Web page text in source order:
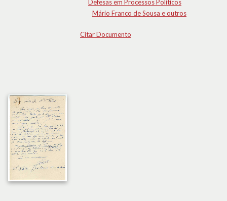
Defesas em Processos Políticos
Mário Franco de Sousa e outros
Citar Documento